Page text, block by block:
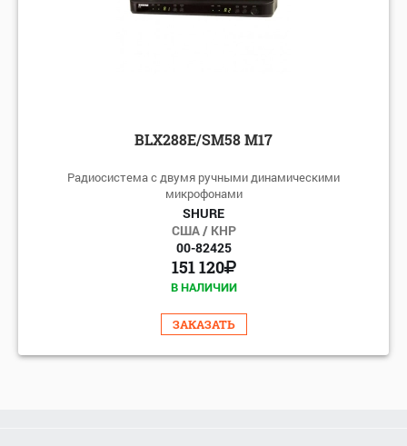
BLX288E/SM58 M17
Радиосистема с двумя ручными динамическими
микрофонами
SHURE
США / КНР
00-82425
151 120
В НАЛИЧИИ
ЗАКАЗАТЬ